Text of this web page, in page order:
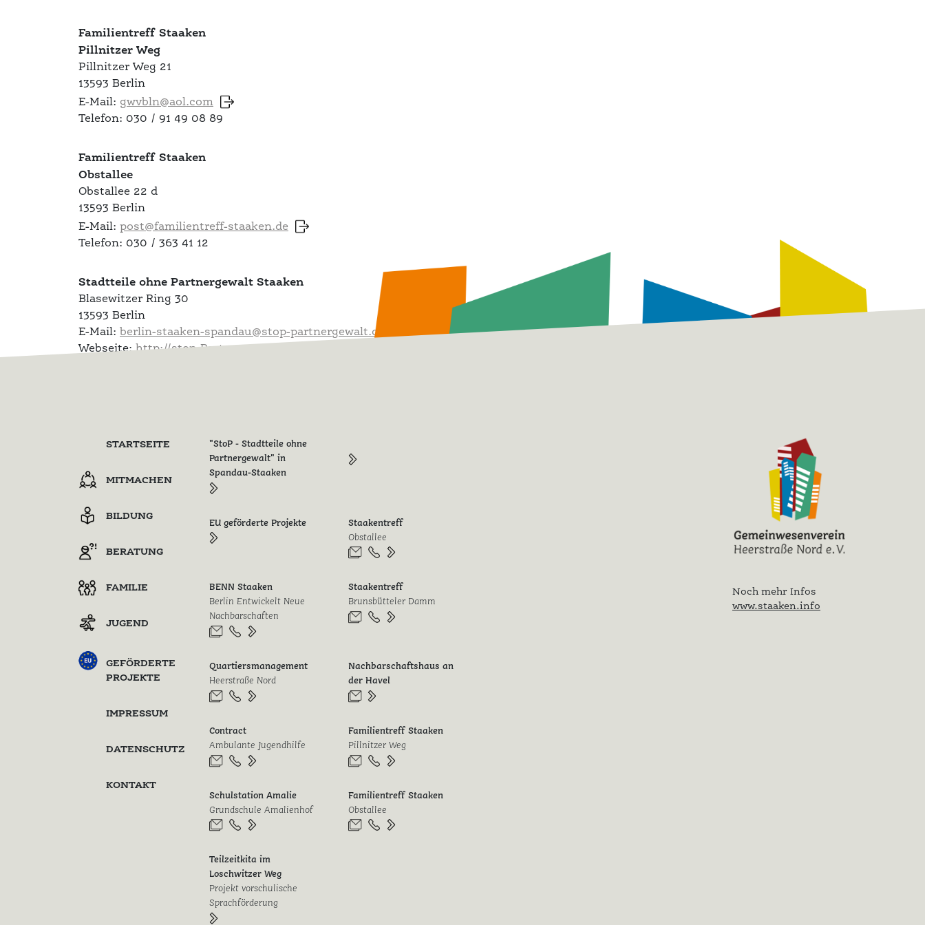
Familientreff Staaken
Pillnitzer Weg
Pillnitzer Weg 21
13593 Berlin
E-Mail: gwvbln@aol.com
Telefon: 030 / 91 49 08 89
Familientreff Staaken
Obstallee
Obstallee 22 d
13593 Berlin
E-Mail: post@familientreff-staaken.de
Telefon: 030 / 363 41 12
Stadtteile ohne Partnergewalt Staaken
Blasewitzer Ring 30
13593 Berlin
E-Mail: berlin-staaken-spandau@stop-partnergewalt.org
Webseite:http://stop-Partnergewalt.org/standorte/berlin-spandau-staaken
STARTSEITE
MITMACHEN
BILDUNG
BERATUNG
FAMILIE
JUGEND
GEFÖRDERTE
PROJEKTE
IMPRESSUM
DATENSCHUTZ
KONTAKT
"StoP - Stadtteile ohne
Partnergewalt" in
Spandau-Staaken
EU geförderte Projekte
Staakentreff
Obstallee
BENN Staaken
Berlin Entwickelt Neue
Nachbarschaften
Staakentreff
Brunsbütteler Damm
Quartiersmanagement
Heerstraße Nord
Nachbarschaftshaus an
der Havel
Contract
Ambulante Jugendhilfe
Familientreff Staaken
Pillnitzer Weg
Schulstation Amalie
Grundschule Amalienhof
Familientreff Staaken
Obstallee
Teilzeitkita im
Loschwitzer Weg
Projekt vorschulische
Sprachförderung
Noch mehr Infos
www.staaken.info